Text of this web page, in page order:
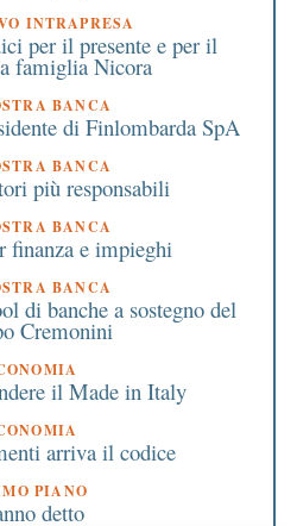
INTRAPRESA
per il presente e per il
famiglia Nicora
BANCA
di Finlombarda SpA
BANCA
più responsabili
BANCA
finanza e impieghi
BANCA
di banche a sostegno del
Cremonini
il Made in Italy
arriva il codice
PIANO
detto